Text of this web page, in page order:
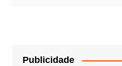
Publicidade